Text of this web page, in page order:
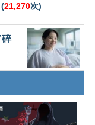
(21,270次)
碎